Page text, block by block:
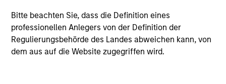
Bitte beachten Sie, dass die Definition eines
professionellen Anlegers von der Definition der
Regulierungsbehörde des Landes abweichen kann, von
dem aus auf die Website zugegriffen wird.
Rating/40% Drei-Jahres-Rating für Gesamtrenditen von 60–
119 Monaten und 50% Zehn-Jahres-Rating/30% Fünf-
Jahres-Rating/20% Drei-Jahres-Rating für Gesamtrenditen
von mindestens 120 Monaten. Zwar scheint die Formel für
das Zehn-Jahres-Gesamtrating den Zehn-Jahres-Zeitraum